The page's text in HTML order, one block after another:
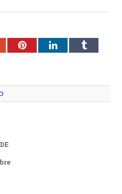
PinterestLinkedInTumblr